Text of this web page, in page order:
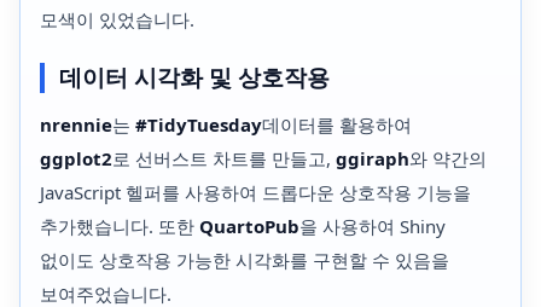
모색이 있었습니다.
데이터 시각화 및 상호작용
nrennie는 #TidyTuesday데이터를 활용하여
ggplot2로 선버스트 차트를 만들고, ggiraph와 약간의
JavaScript 헬퍼를 사용하여 드롭다운 상호작용 기능을
추가했습니다. 또한 QuartoPub을 사용하여 Shiny
없이도 상호작용 가능한 시각화를 구현할 수 있음을
보여주었습니다.